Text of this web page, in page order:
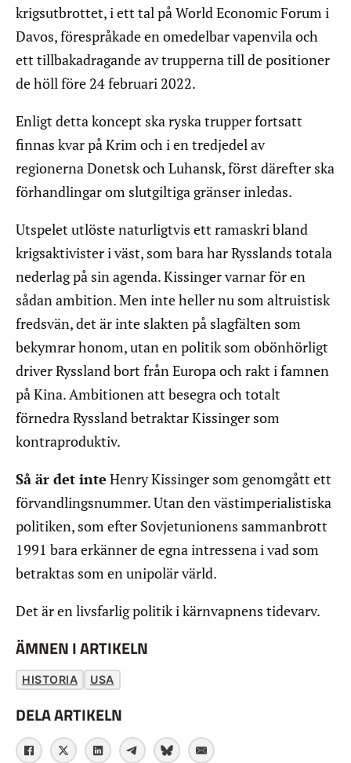
krigsutbrottet, i ett tal på World Economic Forum i
Davos, förespråkade en omedelbar vapenvila och
ett tillbakadragande av trupperna till de positioner
de höll före 24 februari 2022.
Enligt detta koncept ska ryska trupper fortsatt
finnas kvar på Krim och i en tredjedel av
regionerna Donetsk och Luhansk, först därefter ska
förhandlingar om slutgiltiga gränser inledas.
Utspelet utlöste naturligtvis ett ramaskri bland
krigsaktivister i väst, som bara har Rysslands totala
nederlag på sin agenda. Kissinger varnar för en
sådan ambition. Men inte heller nu som altruistisk
fredsvän, det är inte slakten på slagfälten som
bekymrar honom, utan en politik som obönhörligt
driver Ryssland bort från Europa och rakt i famnen
på Kina. Ambitionen att besegra och totalt
förnedra Ryssland betraktar Kissinger som
kontraproduktiv.
Så är det inte Henry Kissinger som genomgått ett
förvandlingsnummer. Utan den västimperialistiska
politiken, som efter Sovjetunionens sammanbrott
1991 bara erkänner de egna intressena i vad som
betraktas som en unipolär värld.
Det är en livsfarlig politik i kärnvapnens tidevarv.
ÄMNEN I ARTIKELN
HISTORIA USA
DELA ARTIKELN